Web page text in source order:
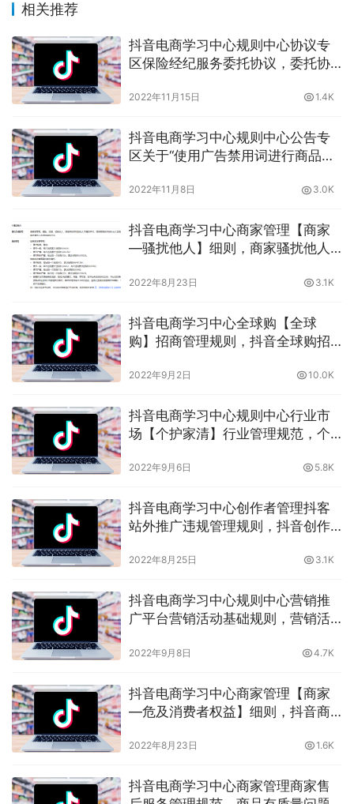
相关推荐
抖音电商学习中心规则中心协议专
区保险经纪服务委托协议，委托协
2022年11月15日 1.4K
抖音电商学习中心规则中心公告专
区关于“使用广告禁用词进行商品宣
么后果？晓多告诉你
2022年11月8日 3.0K
抖音电商学习中心商家管理【商家
—骚扰他人】细则，商家骚扰他人
2022年8月23日 3.1K
抖音电商学习中心全球购【全球
购】招商管理规则，抖音全球购招
你介绍
2022年9月2日 10.0K
抖音电商学习中心规则中心行业市
场【个护家清】行业管理规范，个
2022年9月6日 5.8K
抖音电商学习中心创作者管理抖客
站外推广违规管理规则，抖音创作
晓多带你了解
2022年8月25日 3.1K
抖音电商学习中心规则中心营销推
广平台营销活动基础规则，营销活
2022年9月8日 4.7K
抖音电商学习中心商家管理【商家
—危及消费者权益】细则，抖音商
你了解
2022年8月23日 1.6K
抖音电商学习中心商家管理商家售